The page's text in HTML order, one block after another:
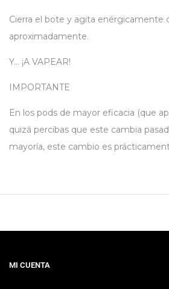
Cierra el bote y agita enérgicamente
aproximadamente.
Y… ¡A VAPEAR!
IMPORTANTE
En los pods de mayor eficacia (que
quizá percibas que este cambia
mayoría, este cambio es
MI CUENTA